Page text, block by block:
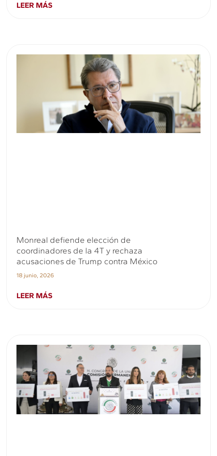
LEER MÁS
Monreal defiende elección de
coordinadores de la 4T y rechaza
acusaciones de Trump contra México
18 junio, 2026
LEER MÁS